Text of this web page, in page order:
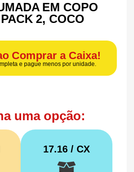
EM COPO
2, COCO
Comprar a Caixa!
e pague menos por unidade.
uma opção:
17.16/ CX